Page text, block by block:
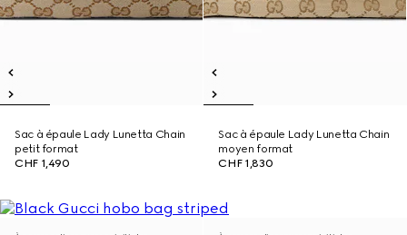
Sac à épaule Lady Lunetta Chain
petit format
CHF 1,490
Sac à épaule Lady Lunetta Chain
moyen format
CHF 1,830